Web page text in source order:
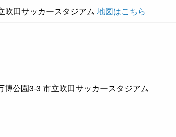
吹田サッカースタジアム 地図はこちら
博公園3-3 市立吹田サッカースタジアム